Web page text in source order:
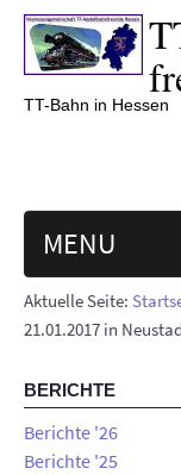
TT-Bahn in Hessen
MENU
BERICHTE
Aktuelle Seite:
21.01.2017 in
BERICHTE
Berichte '26
Berichte '25